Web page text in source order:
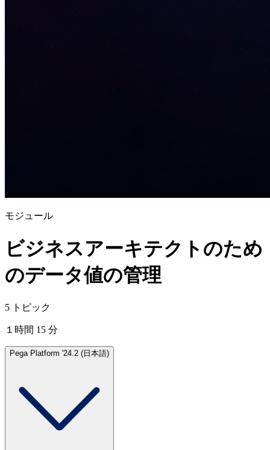
モジュール
ビジネスアーキテクトのため
のデータ値の管理
5 トピック
１時間 15 分
Pega Platform '24.2 (日本語)